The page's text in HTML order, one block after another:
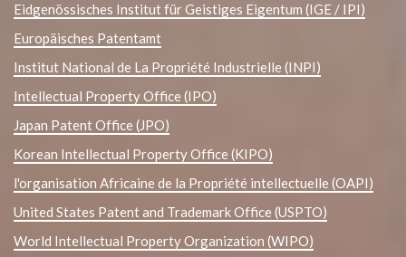
Eidgenössisches Institut für Geistiges Eigentum (IGE / IPI)
Europäisches Patentamt
Institut National de La Propriété Industrielle (INPI)
Intellectual Property Office (IPO)
Japan Patent Office (JPO)
Korean Intellectual Property Office (KIPO)
l'organisation Africaine de la Propriété intellectuelle (OAPI)
United States Patent and Trademark Office (USPTO)
World Intellectual Property Organization (WIPO)